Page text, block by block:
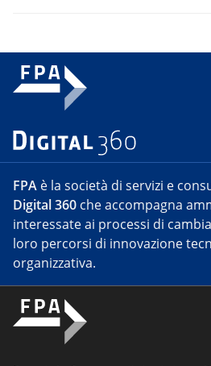
FPA è la società di servizi e
Digital 360 che accompagna
interessate ai processi di
loro percorsi di innovazione
organizzativa.